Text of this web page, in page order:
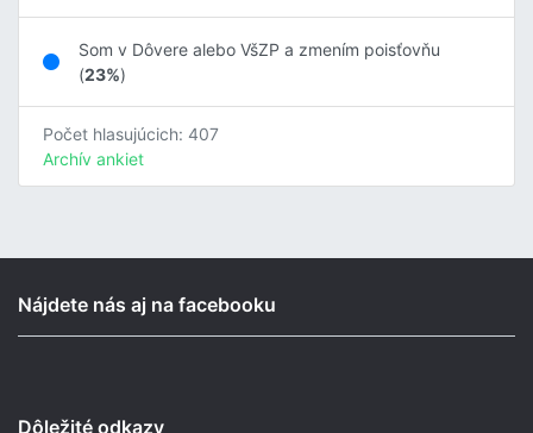
Som v Dôvere alebo VšZP a zmením poisťovňu
(23%)
Počet hlasujúcich: 407
Archív ankiet
Nájdete nás aj na facebooku
Dôležité odkazy